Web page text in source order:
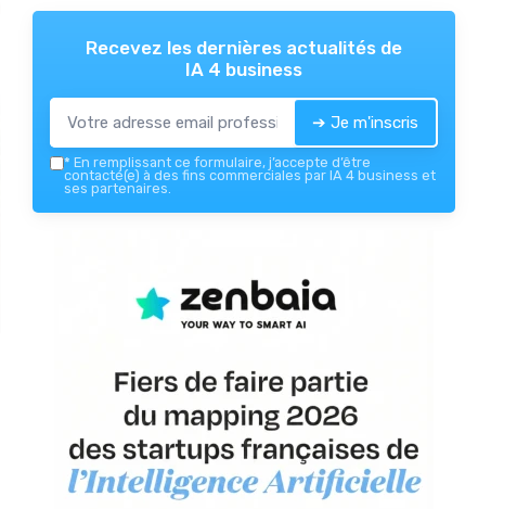
Recevez les dernières actualités de
IA 4 business
➔ Je m'inscris
* En remplissant ce formulaire, j’accepte d’être
contacté(e) à des fins commerciales par IA 4 business et
ses partenaires.